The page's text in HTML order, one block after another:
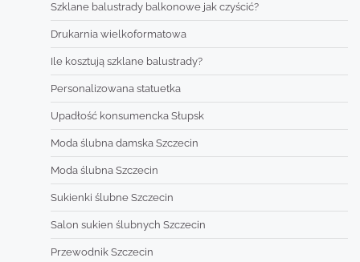
Szklane balustrady balkonowe jak czyścić?
Drukarnia wielkoformatowa
Ile kosztują szklane balustrady?
Personalizowana statuetka
Upadłość konsumencka Słupsk
Moda ślubna damska Szczecin
Moda ślubna Szczecin
Sukienki ślubne Szczecin
Salon sukien ślubnych Szczecin
Przewodnik Szczecin